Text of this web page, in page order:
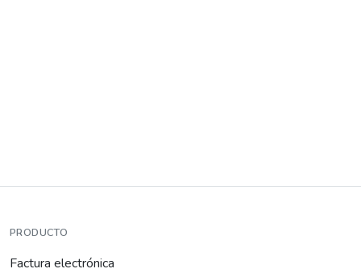
PRODUCTO
Factura electrónica